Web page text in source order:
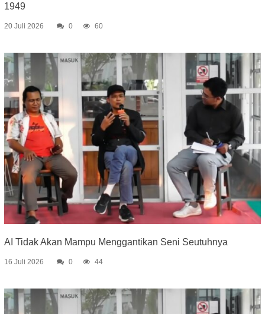
1949
20 Juli 2026 0 60
AI Tidak Akan Mampu Menggantikan Seni Seutuhnya
16 Juli 2026 0 44